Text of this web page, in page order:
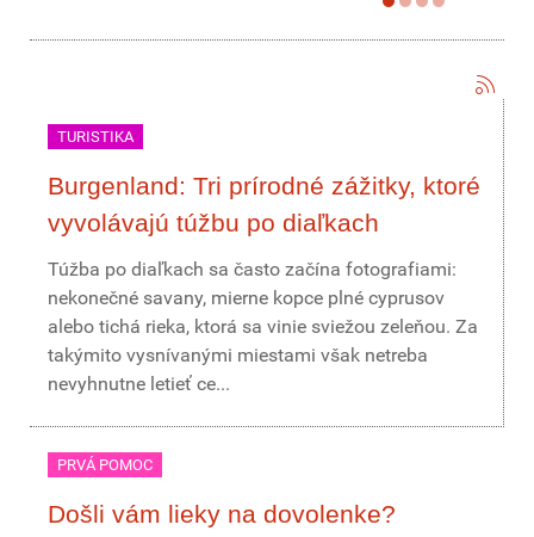
TURISTIKA
Burgenland: Tri prírodné zážitky, ktoré
vyvolávajú túžbu po diaľkach
Túžba po diaľkach sa často začína fotografiami:
nekonečné savany, mierne kopce plné cyprusov
alebo tichá rieka, ktorá sa vinie sviežou zeleňou. Za
takýmito vysnívanými miestami však netreba
nevyhnutne letieť ce...
PRVÁ POMOC
Došli vám lieky na dovolenke?